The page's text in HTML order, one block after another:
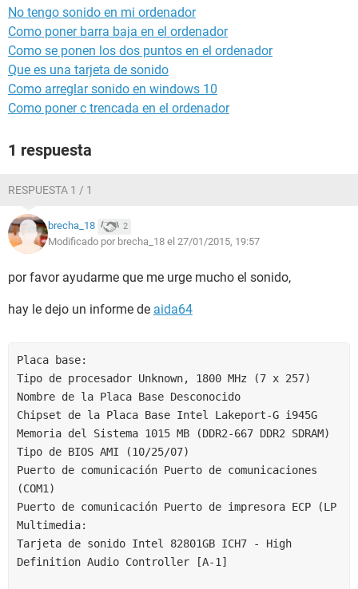
me sigue poniendo que me falta el drivers audio en el bus
high definition audio
No tengo sonido en mi ordenador
Como poner barra baja en el ordenador
Como se ponen los dos puntos en el ordenador
Que es una tarjeta de sonido
Como arreglar sonido en windows 10
Como poner c trencada en el ordenador
1 respuesta
RESPUESTA 1 / 1
brecha_18 2
Modificado por brecha_18 el 27/01/2015, 19:57
por favor ayudarme que me urge mucho el sonido,
hay le dejo un informe de aida64
Placa base:
Tipo de procesador Unknown, 1800 MHz (7 x 257)
Nombre de la Placa Base Desconocido
Chipset de la Placa Base Intel Lakeport-G i945G
Memoria del Sistema 1015 MB (DDR2-667 DDR2 SDRAM)
Tipo de BIOS AMI (10/25/07)
Puerto de comunicación Puerto de comunicaciones
(COM1)
Puerto de comunicación Puerto de impresora ECP (LP
Multimedia:
Tarjeta de sonido Intel 82801GB ICH7 - High
Definition Audio Controller [A-1]